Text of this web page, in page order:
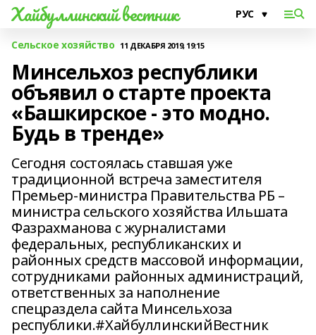
Хайбуллинский вестник
Сельское хозяйство 11 ДЕКАБРЯ 2019, 19:15
Минсельхоз республики
объявил о старте проекта
«Башкирское - это модно.
Будь в тренде»
Сегодня состоялась ставшая уже
традиционной встреча заместителя
Премьер-министра Правительства РБ –
министра сельского хозяйства Ильшата
Фазрахманова с журналистами
федеральных, республиканских и
районных средств массовой информации,
сотрудниками районных администраций,
ответственных за наполнение
спецраздела сайта Минсельхоза
республики.#ХайбуллинскийВестник